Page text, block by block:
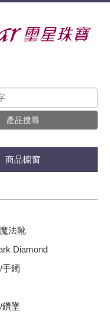
產品搜尋
商品櫥窗
法靴
Diamond
手鐲
鑽墜